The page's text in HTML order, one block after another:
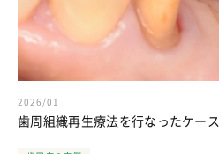
2026/01
歯周組織再生療法を行なったケース